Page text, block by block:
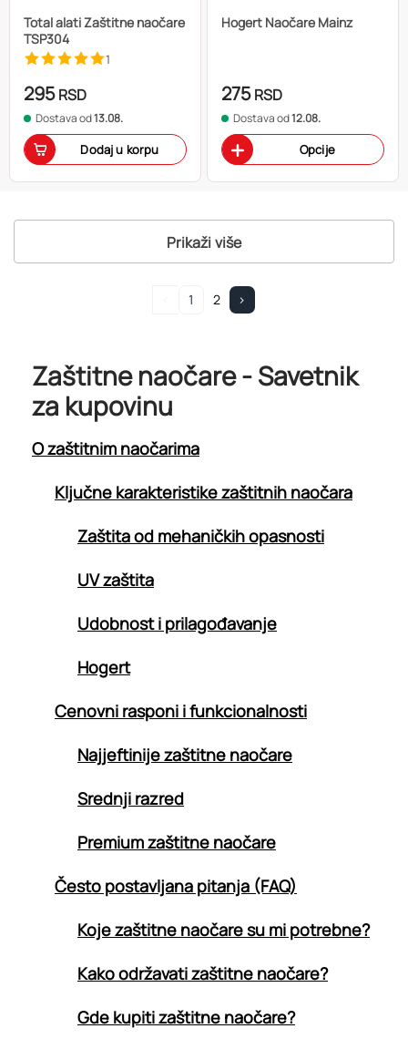
Total alati Zaštitne naočare
TSP304
1
295RSD
Dostava od13.08.
Dodaj u korpu
Hogert Naočare Mainz
275RSD
Dostava od12.08.
Opcije
Prikaži više
1 2 >
Zaštitne naočare - Savetnik
za kupovinu
O zaštitnim naočarima
Ključne karakteristike zaštitnih naočara
Zaštita od mehaničkih opasnosti
UV zaštita
Udobnost i prilagođavanje
Hogert
Cenovni rasponi i funkcionalnosti
Najjeftinije zaštitne naočare
Srednji razred
Premium zaštitne naočare
Često postavljana pitanja (FAQ)
Koje zaštitne naočare su mi potrebne?
Kako održavati zaštitne naočare?
Gde kupiti zaštitne naočare?